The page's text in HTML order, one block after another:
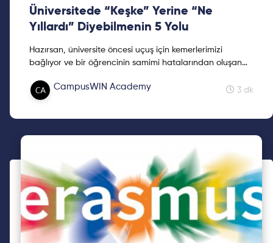
Üniversitede “Keşke” Yerine “Ne
Yıllardı” Diyebilmenin 5 Yolu
Hazırsan, üniversite öncesi uçuş için kemerlerimizi
bağlıyor ve bir öğrencinin samimi hatalarından oluşan
CampusWIN Academy 3 dk